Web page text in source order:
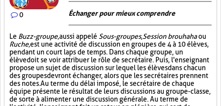
0 Échanger pour mieux comprendre
Le Buzz-groupe,aussi appelé Sous-groupes,Session brouhahaou
Ruche,est une activité de discussion en groupes de 4 à 10 élèves,
pendant un court laps de temps. Dans chaque groupe, un
élève doit se voir attribuer le rôle de secrétaire. Puis, l'enseignant
propose un sujet de discussion sur lequel les élèves dans chacun
des groupes devront échanger, alors que les secrétaires prennent
des notes. Au terme du délai imposé, le secrétaire de chaque
équipe présente le résultat de leurs discussions au groupe-classe,
de sorte à alimenter une discussion générale. Au terme de